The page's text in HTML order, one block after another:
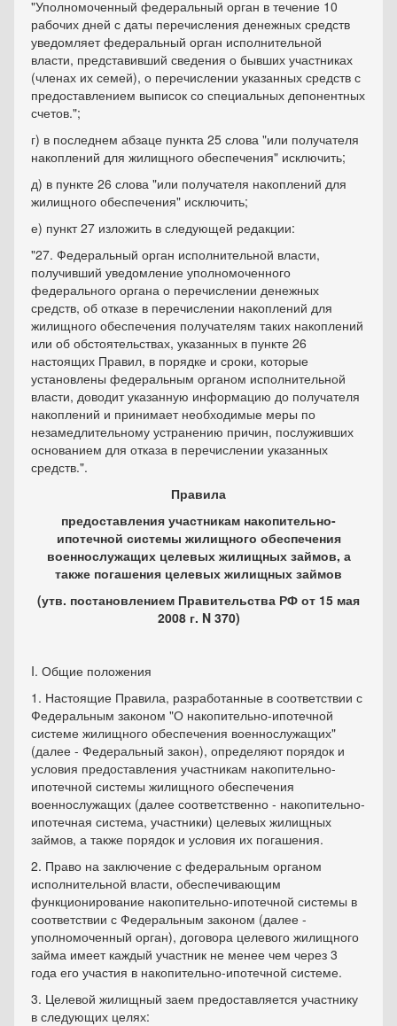
"Уполномоченный федеральный орган в течение 10
рабочих дней с даты перечисления денежных средств
уведомляет федеральный орган исполнительной
власти, представивший сведения о бывших участниках
(членах их семей), о перечислении указанных средств с
предоставлением выписок со специальных депонентных
счетов.";
г) в последнем абзаце пункта 25 слова "или получателя
накоплений для жилищного обеспечения" исключить;
д) в пункте 26 слова "или получателя накоплений для
жилищного обеспечения" исключить;
е) пункт 27 изложить в следующей редакции:
"27. Федеральный орган исполнительной власти,
получивший уведомление уполномоченного
федерального органа о перечислении денежных
средств, об отказе в перечислении накоплений для
жилищного обеспечения получателям таких накоплений
или об обстоятельствах, указанных в пункте 26
настоящих Правил, в порядке и сроки, которые
установлены федеральным органом исполнительной
власти, доводит указанную информацию до получателя
накоплений и принимает необходимые меры по
незамедлительному устранению причин, послуживших
основанием для отказа в перечислении указанных
средств.".
Правила
предоставления участникам накопительно-
ипотечной системы жилищного обеспечения
военнослужащих целевых жилищных займов, а
также погашения целевых жилищных займов
(утв. постановлением Правительства РФ от 15 мая
2008 г. N 370)
I. Общие положения
1. Настоящие Правила, разработанные в соответствии с
Федеральным законом "О накопительно-ипотечной
системе жилищного обеспечения военнослужащих"
(далее - Федеральный закон), определяют порядок и
условия предоставления участникам накопительно-
ипотечной системы жилищного обеспечения
военнослужащих (далее соответственно - накопительно-
ипотечная система, участники) целевых жилищных
займов, а также порядок и условия их погашения.
2. Право на заключение с федеральным органом
исполнительной власти, обеспечивающим
функционирование накопительно-ипотечной системы в
соответствии с Федеральным законом (далее -
уполномоченный орган), договора целевого жилищного
займа имеет каждый участник не менее чем через 3
года его участия в накопительно-ипотечной системе.
3. Целевой жилищный заем предоставляется участнику
в следующих целях: